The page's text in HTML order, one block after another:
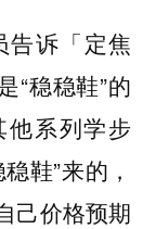
告诉「定焦
“稳稳鞋”的
他系列学步
鞋”来的，
己价格预期